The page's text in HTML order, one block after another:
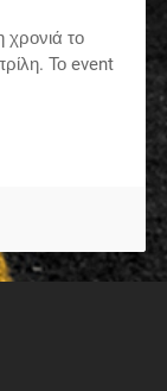
χρονιά το
Το event